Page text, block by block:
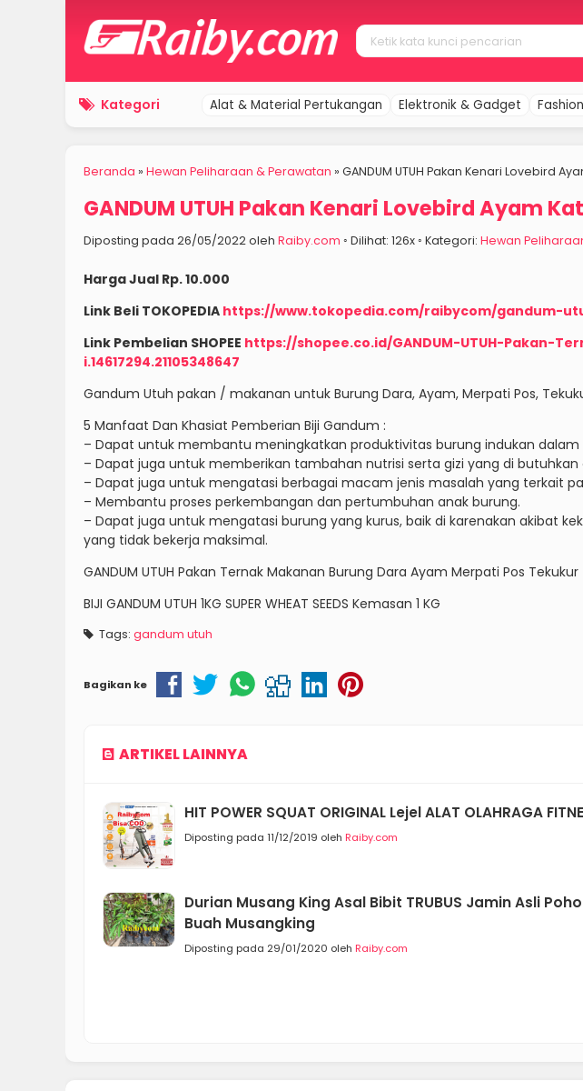
Kategori Alat & Material Pertukangan Elektronik & Gadget Fashion
Beranda » Hewan Peliharaan & Perawatan » GANDUM UTUH Pakan Kenari Lovebird
GANDUM UTUH Pakan Kenari Lovebird Ayam
Diposting pada 26/05/2022 oleh Raiby.com ◦ Dilihat: 126x ◦ Kategori: Hewan
Harga Jual Rp. 10.000
Link Beli TOKOPEDIA https://www.tokopedia.com/raibycom/gandum-
Link Pembelian SHOPEE https://shopee.co.id/GANDUM-UTUH-Pakan-
i.14617294.21105348647
Gandum Utuh pakan / makanan untuk Burung Dara, Ayam, Merpati Pos,
5 Manfaat Dan Khasiat Pemberian Biji Gandum :
– Dapat untuk membantu meningkatkan produktivitas burung indukan dalam
– Dapat juga untuk memberikan tambahan nutrisi serta gizi yang di butuhkan
– Dapat juga untuk mengatasi berbagai macam jenis masalah yang terkait
– Membantu proses perkembangan dan pertumbuhan anak burung.
– Dapat juga untuk mengatasi burung yang kurus, baik di karenakan akibat
yang tidak bekerja maksimal.
GANDUM UTUH Pakan Ternak Makanan Burung Dara Ayam Merpati Pos Tekukur
BIJI GANDUM UTUH 1KG SUPER WHEAT SEEDS Kemasan 1 KG
Tags: gandum utuh
Bagikan ke
ARTIKEL LAINNYA
HIT POWER SQUAT ORIGINAL Lejel ALAT OLAHRAGA
Diposting pada 11/12/2019 oleh Raiby.com
Durian Musang King Asal Bibit TRUBUS Jamin Asli
Buah Musangking
Diposting pada 29/01/2020 oleh Raiby.com